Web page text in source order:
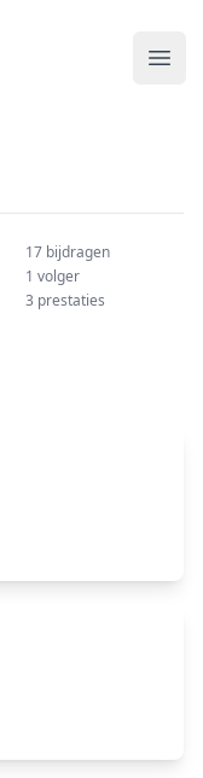
17 bijdragen
1 volger
3 prestaties